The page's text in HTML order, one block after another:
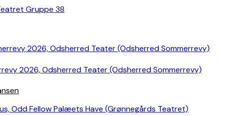
Gruppe 38
2026, Odsherred Teater (Odsherred Sommerrevy)